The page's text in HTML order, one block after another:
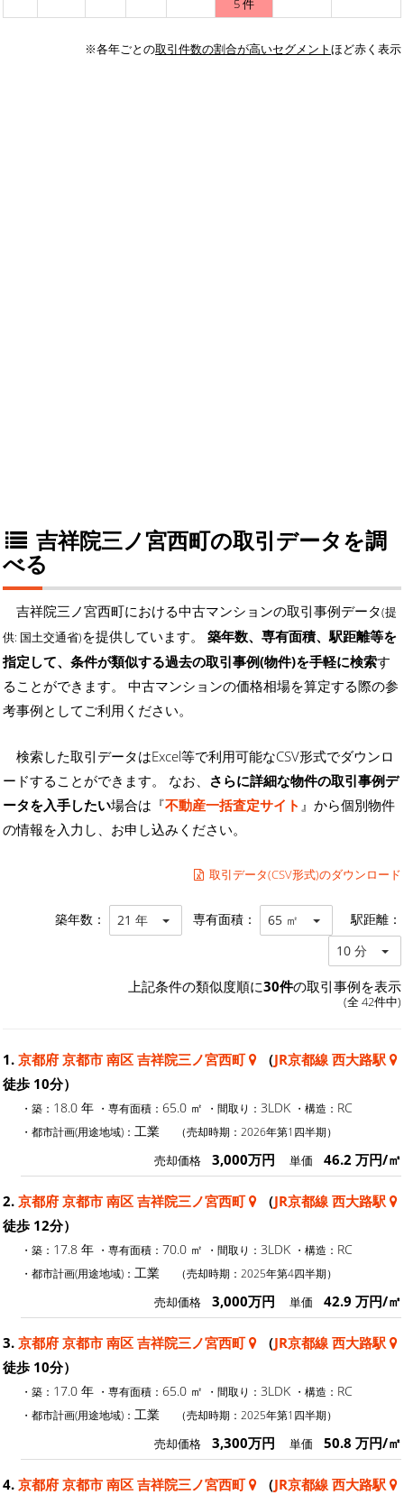
5 件
※各年ごとの取引件数の割合が高いセグメントほど赤く表示
吉祥院三ノ宮西町の取引データを調
べる
吉祥院三ノ宮西町における中古マンションの取引事例データ(提
供: 国土交通省)を提供しています。 築年数、専有面積、駅距離等を
指定して、条件が類似する過去の取引事例(物件)を手軽に検索す
ることができます。 中古マンションの価格相場を算定する際の参
考事例としてご利用ください。
検索した取引データはExcel等で利用可能なCSV形式でダウンロ
ードすることができます。 なお、 さらに詳細な物件の取引事例デ
ータを入手したい場合は『不動産一括査定サイト 』から個別物件
の情報を入力し、お申し込みください。
取引データ(CSV形式)のダウンロード
築年数： 21 年 専有面積： 65 ㎡ 駅距離：
10 分
上記条件の類似度順に30件の取引事例を表示
(全 42件中)
1. 京都府 京都市 南区 吉祥院三ノ宮西町 （JR京都線 西大路駅
徒歩 10分）
・築： 18.0 年 ・専有面積： 65.0 ㎡ ・間取り： 3LDK ・構造： RC
・都市計画(用途地域)： 工業 （売却時期：2026年第1四半期）
売却価格 3,000万円 単価 46.2 万円/㎡
2. 京都府 京都市 南区 吉祥院三ノ宮西町 （JR京都線 西大路駅
徒歩 12分）
・築： 17.8 年 ・専有面積： 70.0 ㎡ ・間取り： 3LDK ・構造： RC
・都市計画(用途地域)： 工業 （売却時期：2025年第4四半期）
売却価格 3,000万円 単価 42.9 万円/㎡
3. 京都府 京都市 南区 吉祥院三ノ宮西町 （JR京都線 西大路駅
徒歩 10分）
・築： 17.0 年 ・専有面積： 65.0 ㎡ ・間取り： 3LDK ・構造： RC
・都市計画(用途地域)： 工業 （売却時期：2025年第1四半期）
売却価格 3,300万円 単価 50.8 万円/㎡
4. 京都府 京都市 南区 吉祥院三ノ宮西町 （JR京都線 西大路駅